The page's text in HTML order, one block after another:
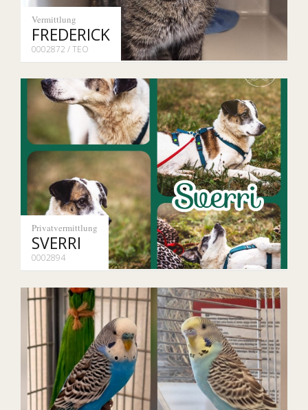
Vermittlung
FREDERICK
0002872 / TEO
Privatvermittlung
SVERRI
0002894